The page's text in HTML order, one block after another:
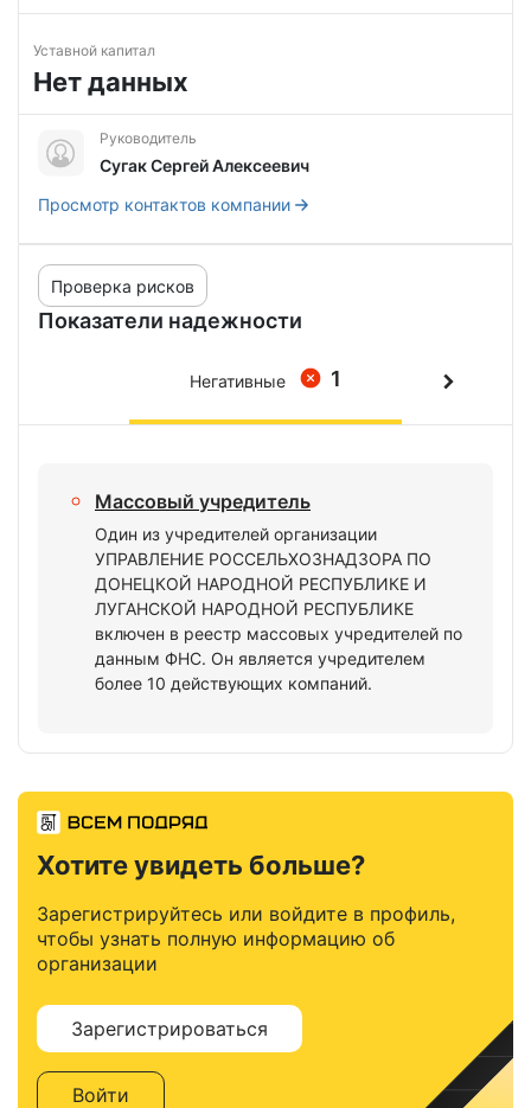
Уставной капитал
Нет данных
Руководитель
Сугак Сергей Алексеевич
Просмотр контактов компании
Показатели надежности
Проверка рисков
1
Негативные
Массовый учредитель
Один из учредителей организации
УПРАВЛЕНИЕ РОССЕЛЬХОЗНАДЗОРА ПО
ДОНЕЦКОЙ НАРОДНОЙ РЕСПУБЛИКЕ И
ЛУГАНСКОЙ НАРОДНОЙ РЕСПУБЛИКЕ
включен в реестр массовых учредителей по
данным ФНС. Он является учредителем
более 10 действующих компаний.
Хотите увидеть больше?
Зарегистрируйтесь или войдите в профиль,
чтобы узнать полную информацию об
организации
Зарегистрироваться
Войти